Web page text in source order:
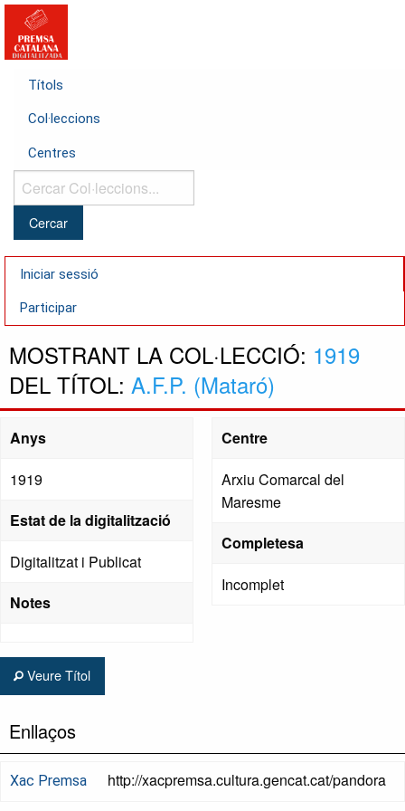
Títols
Col·leccions
Centres
Cercar
Col·leccions...
Iniciar sessió
Participar
MOSTRANT LA COL·LECCIÓ: 1919
DEL TÍTOL: A.F.P. (Mataró)
Anys
1919
Estat de la digitalització
Digitalitzat i Publicat
Notes
Centre
Arxiu Comarcal del
Maresme
Completesa
Incomplet
Veure Títol
Enllaços
Xac Premsa http://xacpremsa.cultura.gencat.cat/pandora